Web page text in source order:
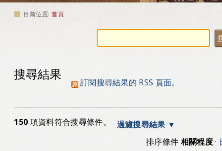
目前位置: 首頁
搜尋結果
訂閱搜尋結果的 RSS 頁面。
150 項資料符合搜尋條件。
過濾搜尋結果
排序條件 相關程度·